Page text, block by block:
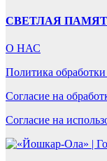
СВЕТЛАЯ
О НАС
Политика
Согласие на
Согласие на